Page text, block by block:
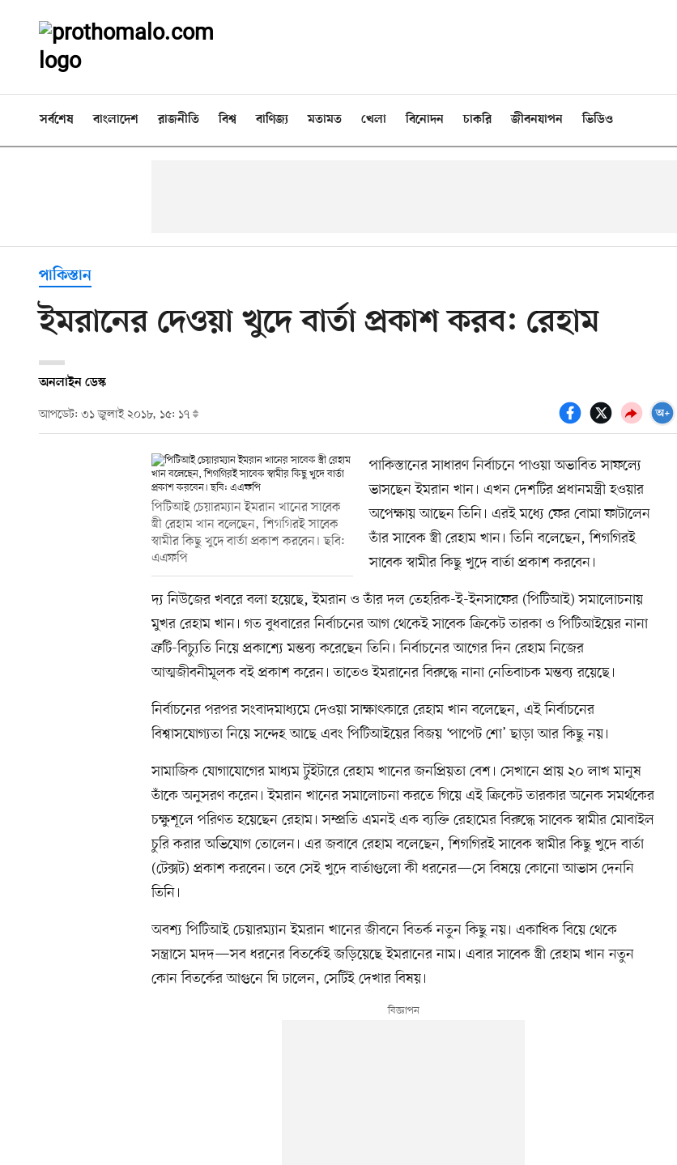
সর্বশেষ বাংলাদেশ রাজনীতি বিশ্ব বাণিজ্য মতামত খেলা বিনোদন চাকরি জীবনযাপন ভিডিও
পাকিস্তান
ইমরানের দেওয়া খুদে বার্তা প্রকাশ করব: রেহাম
অনলাইন ডেস্ক
আপডেট: ৩১ জুলাই ২০১৮, ১৫: ১৭
পিটিআই চেয়ারম্যান ইমরান খানের সাবেক
স্ত্রী রেহাম খান বলেছেন, শিগগিরই সাবেক
স্বামীর কিছু খুদে বার্তা প্রকাশ করবেন। ছবি:
এএফপি
পাকিস্তানের সাধারণ নির্বাচনে পাওয়া অভাবিত সাফল্যে
ভাসছেন ইমরান খান। এখন দেশটির প্রধানমন্ত্রী হওয়ার
অপেক্ষায় আছেন তিনি। এরই মধ্যে ফের বোমা ফাটালেন
তাঁর সাবেক স্ত্রী রেহাম খান। তিনি বলেছেন, শিগগিরই
সাবেক স্বামীর কিছু খুদে বার্তা প্রকাশ করবেন।
দ্য নিউজের খবরে বলা হয়েছে, ইমরান ও তাঁর দল তেহরিক-ই-ইনসাফের (পিটিআই) সমালোচনায়
মুখর রেহাম খান। গত বুধবারের নির্বাচনের আগ থেকেই সাবেক ক্রিকেট তারকা ও পিটিআইয়ের নানা
ত্রুটি-বিচ্যুতি নিয়ে প্রকাশ্যে মন্তব্য করেছেন তিনি। নির্বাচনের আগের দিন রেহাম নিজের
আত্মজীবনীমূলক বই প্রকাশ করেন। তাতেও ইমরানের বিরুদ্ধে নানা নেতিবাচক মন্তব্য রয়েছে।
নির্বাচনের পরপর সংবাদমাধ্যমে দেওয়া সাক্ষাৎকারে রেহাম খান বলেছেন, এই নির্বাচনের
বিশ্বাসযোগ্যতা নিয়ে সন্দেহ আছে এবং পিটিআইয়ের বিজয় ‘পাপেট শো’ ছাড়া আর কিছু নয়।
সামাজিক যোগাযোগের মাধ্যম টুইটারে রেহাম খানের জনপ্রিয়তা বেশ। সেখানে প্রায় ২০ লাখ মানুষ
তাঁকে অনুসরণ করেন। ইমরান খানের সমালোচনা করতে গিয়ে এই ক্রিকেট তারকার অনেক সমর্থকের
চক্ষুশূলে পরিণত হয়েছেন রেহাম। সম্প্রতি এমনই এক ব্যক্তি রেহামের বিরুদ্ধে সাবেক স্বামীর মোবাইল
চুরি করার অভিযোগ তোলেন। এর জবাবে রেহাম বলেছেন, শিগগিরই সাবেক স্বামীর কিছু খুদে বার্তা
(টেক্সট) প্রকাশ করবেন। তবে সেই খুদে বার্তাগুলো কী ধরনের—সে বিষয়ে কোনো আভাস দেননি
তিনি।
অবশ্য পিটিআই চেয়ারম্যান ইমরান খানের জীবনে বিতর্ক নতুন কিছু নয়। একাধিক বিয়ে থেকে
সন্ত্রাসে মদদ—সব ধরনের বিতর্কেই জড়িয়েছে ইমরানের নাম। এবার সাবেক স্ত্রী রেহাম খান নতুন
কোন বিতর্কের আগুনে ঘি ঢালেন, সেটিই দেখার বিষয়।